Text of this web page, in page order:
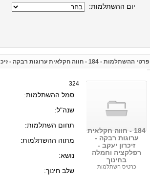
יום ההשתלמות:
פרטי ההשתלמות - 184 - חווה חקלאית ערוגות רבקה - זיכרון יעקב - רפלקציה וחמלה בחינוך
184 - חווה חקלאית
ערוגות רבקה -
זיכרון יעקב -
רפלקציה וחמלה
בחינוך
כרטיס השתלמות
324
סמל ההשתלמות:
שנה"ל:
תחום השתלמות:
מתוה ההשתלמות:
נושא:
שלב חינוך: